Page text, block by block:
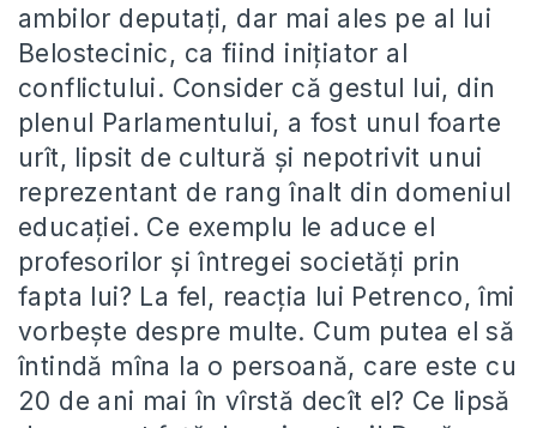
ambilor deputaţi, dar mai ales pe al lui
Belostecinic, ca fiind iniţiator al
conflictului. Consider că gestul lui, din
plenul Parlamentului, a fost unul foarte
urît, lipsit de cultură şi nepotrivit unui
reprezentant de rang înalt din domeniul
educaţiei. Ce exemplu le aduce el
profesorilor şi întregei societăţi prin
fapta lui? La fel, reacţia lui Petrenco, îmi
vorbeşte despre multe. Cum putea el să
întindă mîna la o persoană, care este cu
20 de ani mai în vîrstă decît el? Ce lipsă